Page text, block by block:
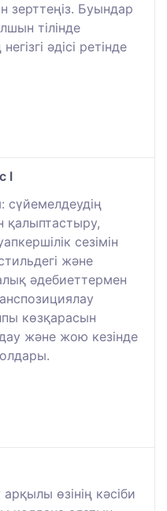
Буындар
тілінде
әдісі ретінде
I
сүйемелдеудің
қалыптастыру,
сезімін
және
әдебиеттермен
көзқарасын
және жою кезінде
өзінің кәсіби